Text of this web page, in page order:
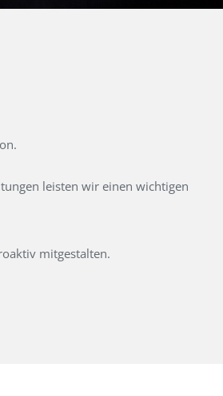
leisten wir einen wichtigen
mitgestalten.